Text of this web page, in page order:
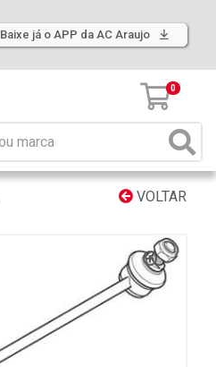
Baixe já o APP da AC Araujo
0
VOLTAR